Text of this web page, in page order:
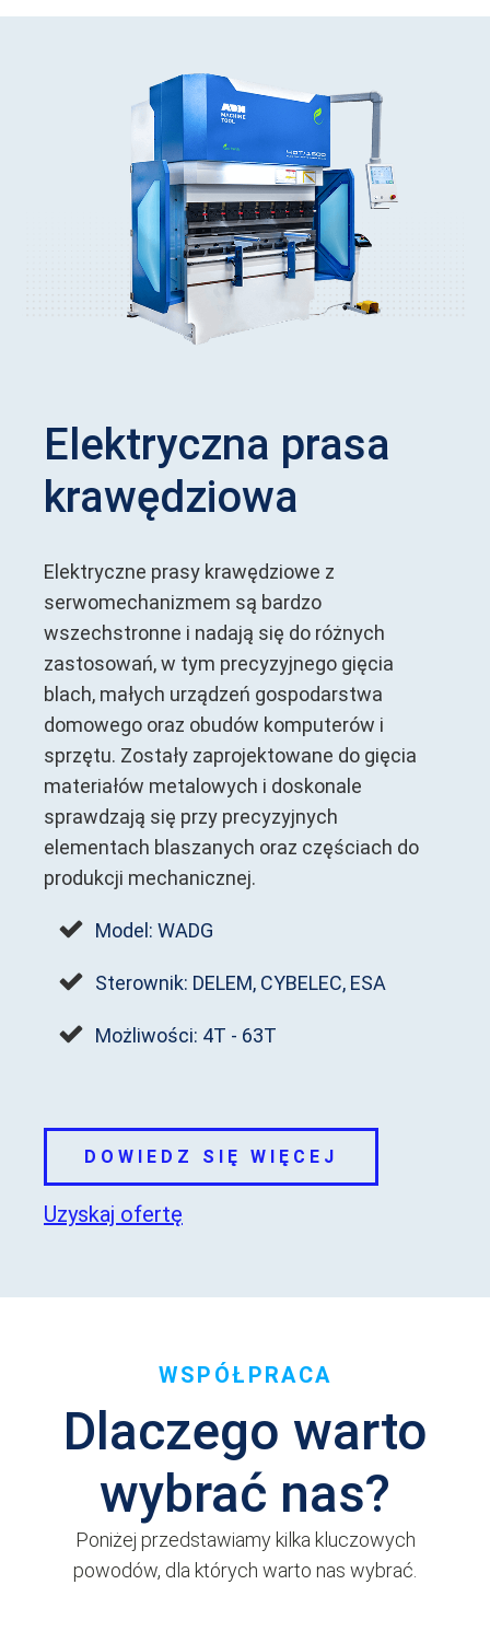
Elektryczna prasa
krawędziowa
Elektryczne prasy krawędziowe z
serwomechanizmem są bardzo
wszechstronne i nadają się do różnych
zastosowań, w tym precyzyjnego gięcia
blach, małych urządzeń gospodarstwa
domowego oraz obudów komputerów i
sprzętu. Zostały zaprojektowane do gięcia
materiałów metalowych i doskonale
sprawdzają się przy precyzyjnych
elementach blaszanych oraz częściach do
produkcji mechanicznej.
Model: WADG
Sterownik: DELEM, CYBELEC, ESA
Możliwości: 4T - 63T
DOWIEDZ SIĘ WIĘCEJ
Uzyskaj ofertę
WSPÓŁPRACA
Dlaczego warto
wybrać nas?
Poniżej przedstawiamy kilka kluczowych
powodów, dla których warto nas wybrać.